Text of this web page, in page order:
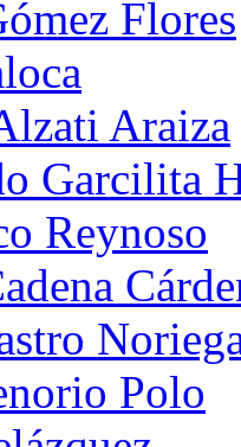
Flores
Araiza
Garcilita
Reynoso
Polo